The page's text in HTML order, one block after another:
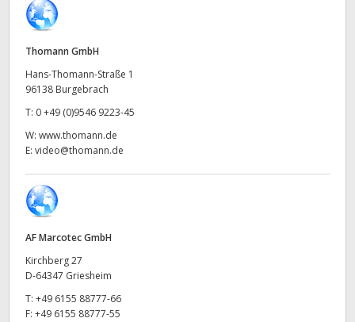
Singapore
Spain
Sweden
Turkey
UAE
Ukraine
Thomann GmbH
Hans-Thomann-Straße 1
96138 Burgebrach
T: 0 +49 (0)9546 9223-45
W: www.thomann.de
E: video@thomann.de
AF Marcotec GmbH
Kirchberg 27
D-64347 Griesheim
T: +49 6155 88777-66
F: +49 6155 88777-55